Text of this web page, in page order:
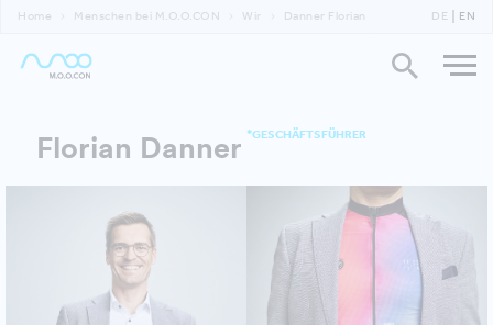
Home Menschen bei M.O.O.CON Wir Danner Florian DE EN
Florian Danner *GESCHÄFTSFÜHRER